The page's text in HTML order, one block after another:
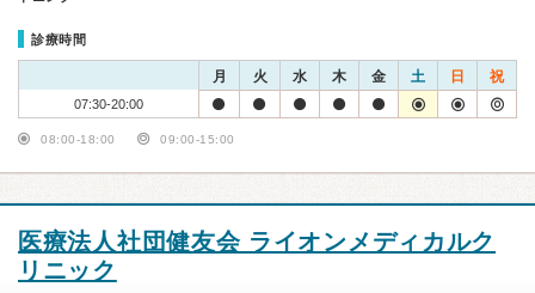
診療時間
月 火 水 木 金 土 日 祝
07:30-20:00
08:00-18:00 09:00-15:00
医療法人社団健友会 ライオンメディカルク
リニック